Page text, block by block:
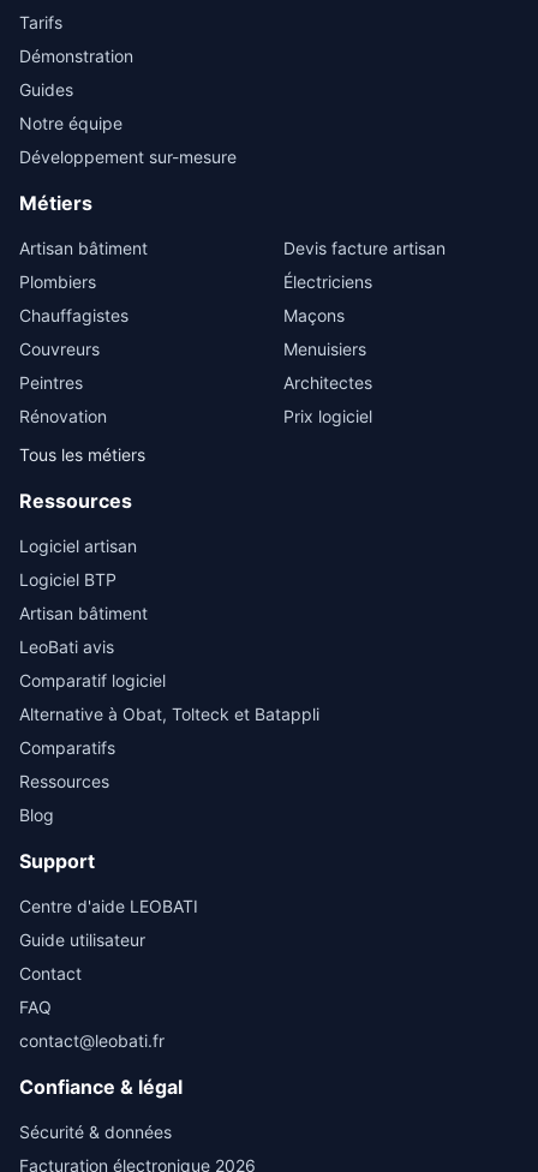
Tarifs
Démonstration
Guides
Notre équipe
Développement sur-mesure
Métiers
Artisan bâtiment
Devis facture artisan
Plombiers
Électriciens
Chauffagistes
Maçons
Couvreurs
Menuisiers
Peintres
Architectes
Rénovation
Prix logiciel
Tous les métiers
Ressources
Logiciel artisan
Logiciel BTP
Artisan bâtiment
LeoBati avis
Comparatif logiciel
Alternative à Obat, Tolteck et Batappli
Comparatifs
Ressources
Blog
Support
Centre d'aide LEOBATI
Guide utilisateur
Contact
FAQ
contact@leobati.fr
Confiance & légal
Sécurité & données
Facturation électronique 2026